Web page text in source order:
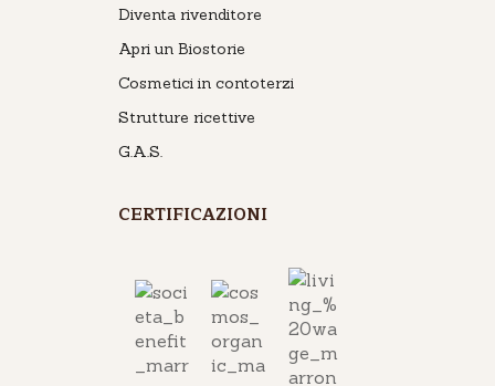
Diventa rivenditore
Apri un Biostorie
Cosmetici in contoterzi
Strutture ricettive
G.A.S.
CERTIFICAZIONI